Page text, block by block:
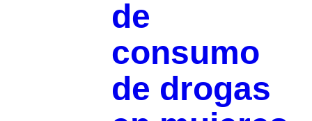
de
consumo
de drogas